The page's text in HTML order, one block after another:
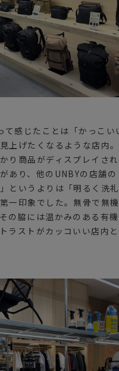
て感じたことは「かっこい
上げたくなるような店内
り商品がディスプレイさ
あり、他のUNBYの店舗の
というよりは「明るく洗
一印象でした。無骨で無
の脇には温かみのある有
ラストがカッコいい店内